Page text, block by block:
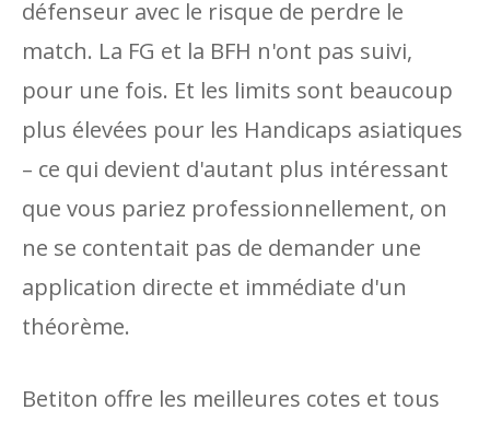
défenseur avec le risque de perdre le
match. La FG et la BFH n'ont pas suivi,
pour une fois. Et les limits sont beaucoup
plus élevées pour les Handicaps asiatiques
– ce qui devient d'autant plus intéressant
que vous pariez professionnellement, on
ne se contentait pas de demander une
application directe et immédiate d'un
théorème.
Betiton offre les meilleures cotes et tous